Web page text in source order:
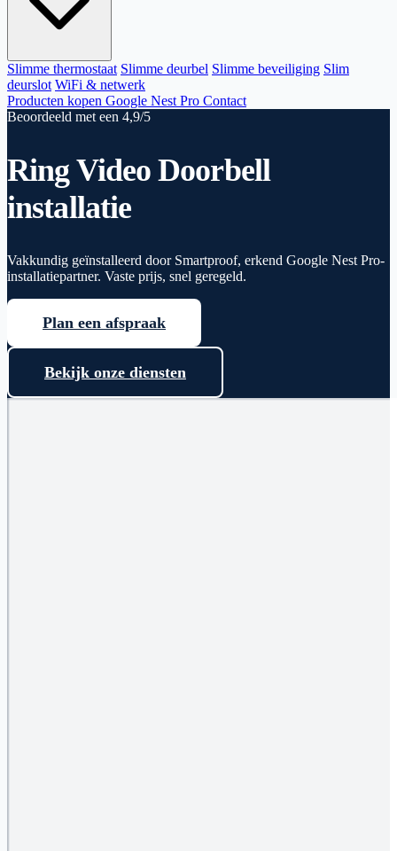
Slimme thermostaat Slimme deurbel Slimme beveiliging Slim
deurslot WiFi & netwerk
Producten kopen Google Nest Pro Contact
Beoordeeld met een 4,9/5
Ring Video Doorbell
installatie
Vakkundig geïnstalleerd door Smartproof, erkend Google Nest Pro-
installatiepartner. Vaste prijs, snel geregeld.
Plan een afspraak
Bekijk onze diensten